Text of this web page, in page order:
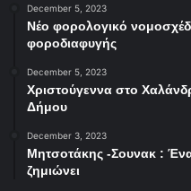
December 5, 2023
Νέο φορολογικό
φοροδιαφυγής
December 5, 2023
Χριστούγεννα στο
Δήμου
December 3, 2023
Μητσοτάκης -Σουνακ :
ζημιώνει